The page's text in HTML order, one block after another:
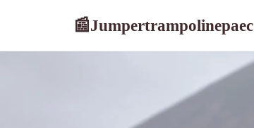
📰Jumpertrampolinepaec